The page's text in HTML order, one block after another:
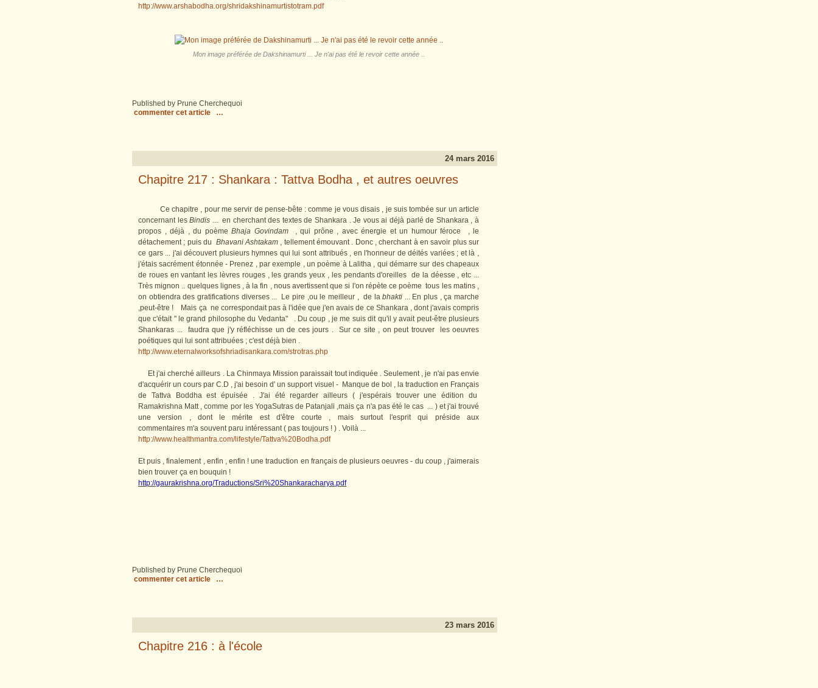
http://www.arshabodha.org/shridakshinamurtistotram.pdf
Mon image préférée de Dakshinamurti ... Je n'ai pas été le revoir cette année ..
Published by Prune Cherchequoi
commenter cet article
…
24 mars 2016
Chapitre 217 : Shankara : Tattva Bodha , et autres oeuvres
Ce chapitre , pour me servir de pense-bête : comme je vous disais , je suis tombée sur un article
concernant lesBindis ... en cherchant des textes de Shankara . Je vous ai déjà parlé de Shankara , à
propos , déjà , du poèmeBhaja Govindam
, qui prône , avec énergie et un humour féroce , le
détachement ; puis du Bhavani Ashtakam , tellementémouvant . Donc , cherchant à en savoir plus sur
ce gars ... j'ai découvert plusieurs hymnes qui lui sont attribués , en l'honneur de déités variées ; et là ,
j'étais sacrément étonnée - Prenez , par exemple , un poème à Lalitha , qui démarre sur des chapeaux
de roues en vantant les lèvres rouges , les grands yeux , les pendants d'oreilles de la déesse , etc ...
Très mignon .. quelques lignes , à la fin , nous avertissent que si l'on répète ce poème tous les matins ,
on obtiendra des gratifications diverses ... Le pire ,ou le meilleur , de labhakti ... En plus , ça marche
,peut-être ! Mais ça ne correspondait pas à l'idée que j'en avais de ce Shankara , dont j'avais compris
que c'était " le grand philosophe du Vedanta" . Du coup , je me suis dit qu'il y avait peut-être plusieurs
Shankaras ... faudra que j'y réfléchisse un de ces jours . Sur ce site , on peut trouver les oeuvres
poétiques qui lui sont attribuées ; c'est déjà bien .
http://www.eternalworksofshriadisankara.com/strotras.php
Et j'ai cherché ailleurs . La Chinmaya Mission paraissait tout indiquée . Seulement , je n'ai pas envie
d'acquérir un cours par C.D , j'ai besoin d' un support visuel - Manque de bol , la traduction en Français
de Tattva Boddha est épuisée . J'ai été regarder ailleurs ( j'espérais trouver une édition du
Ramakrishna Matt , comme por les YogaSutras de Patanjali ,mais ça n'a pas été le cas ... ) et j'ai trouvé
une version , dont le mérite est d'être courte , mais surtout l'esprit qui préside aux
commentaires m'a souvent paru intéressant ( pas toujours ! ) . Voilà ...
http://www.healthmantra.com/lifestyle/Tattva%20Bodha.pdf
Et puis , finalement , enfin , enfin ! une traduction en français de plusieurs oeuvres - du coup , j'aimerais
bien trouver ça en bouquin !
http://gaurakrishna.org/Traductions/Sri%20Shankaracharya.pdf
Published by Prune Cherchequoi
commenter cet article
…
23 mars 2016
Chapitre 216 : à l'école